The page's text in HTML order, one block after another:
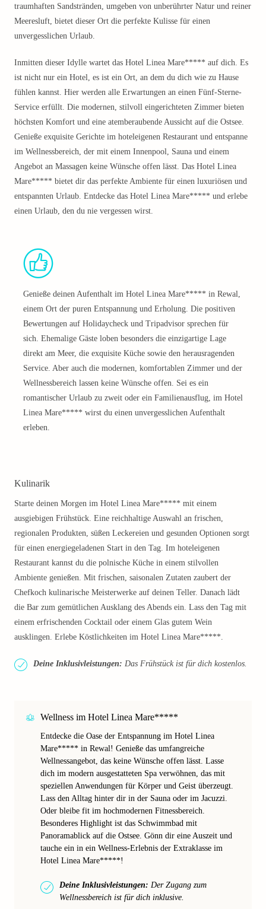
traumhaften Sandstränden, umgeben von unberührter Natur und reiner
Meeresluft, bietet dieser Ort die perfekte Kulisse für einen
unvergesslichen Urlaub.
Inmitten dieser Idylle wartet das Hotel Linea Mare***** auf dich. Es
ist nicht nur ein Hotel, es ist ein Ort, an dem du dich wie zu Hause
fühlen kannst. Hier werden alle Erwartungen an einen Fünf-Sterne-
Service erfüllt. Die modernen, stilvoll eingerichteten Zimmer bieten
höchsten Komfort und eine atemberaubende Aussicht auf die Ostsee.
Genieße exquisite Gerichte im hoteleigenen Restaurant und entspanne
im Wellnessbereich, der mit einem Innenpool, Sauna und einem
Angebot an Massagen keine Wünsche offen lässt. Das Hotel Linea
Mare***** bietet dir das perfekte Ambiente für einen luxuriösen und
entspannten Urlaub. Entdecke das Hotel Linea Mare***** und erlebe
einen Urlaub, den du nie vergessen wirst.
Genieße deinen Aufenthalt im Hotel Linea Mare***** in Rewal,
einem Ort der puren Entspannung und Erholung. Die positiven
Bewertungen auf Holidaycheck und Tripadvisor sprechen für
sich. Ehemalige Gäste loben besonders die einzigartige Lage
direkt am Meer, die exquisite Küche sowie den herausragenden
Service. Aber auch die modernen, komfortablen Zimmer und der
Wellnessbereich lassen keine Wünsche offen. Sei es ein
romantischer Urlaub zu zweit oder ein Familienausflug, im Hotel
Linea Mare***** wirst du einen unvergesslichen Aufenthalt
erleben.
Kulinarik
Starte deinen Morgen im Hotel Linea Mare***** mit einem
ausgiebigen Frühstück. Eine reichhaltige Auswahl an frischen,
regionalen Produkten, süßen Leckereien und gesunden Optionen sorgt
für einen energiegeladenen Start in den Tag. Im hoteleigenen
Restaurant kannst du die polnische Küche in einem stilvollen
Ambiente genießen. Mit frischen, saisonalen Zutaten zaubert der
Chefkoch kulinarische Meisterwerke auf deinen Teller. Danach lädt
die Bar zum gemütlichen Ausklang des Abends ein. Lass den Tag mit
einem erfrischenden Cocktail oder einem Glas gutem Wein
ausklingen. Erlebe Köstlichkeiten im Hotel Linea Mare*****.
Deine Inklusivleistungen: Das Frühstück ist für dich kostenlos.
Wellness im Hotel Linea Mare*****
Entdecke die Oase der Entspannung im Hotel Linea
Mare***** in Rewal! Genieße das umfangreiche
Wellnessangebot, das keine Wünsche offen lässt. Lasse
dich im modern ausgestatteten Spa verwöhnen, das mit
speziellen Anwendungen für Körper und Geist überzeugt.
Lass den Alltag hinter dir in der Sauna oder im Jacuzzi.
Oder bleibe fit im hochmodernen Fitnessbereich.
Besonderes Highlight ist das Schwimmbad mit
Panoramablick auf die Ostsee. Gönn dir eine Auszeit und
tauche ein in ein Wellness-Erlebnis der Extraklasse im
Hotel Linea Mare*****!
Deine Inklusivleistungen: Der Zugang zum
Wellnessbereich ist für dich inklusive.